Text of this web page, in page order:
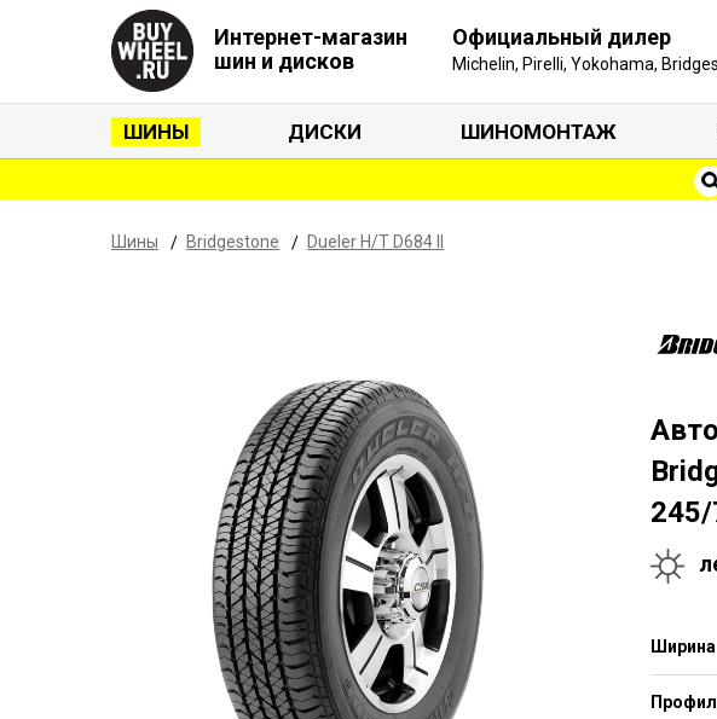
Интернет-магазин
шин и дисков
Официальный дилер
Michelin, Pirelli, Yokohama,
ШИНЫ ДИСКИ ШИНОМОНТАЖ
Шины Bridgestone Dueler H/T D684 II
245/
Ширина